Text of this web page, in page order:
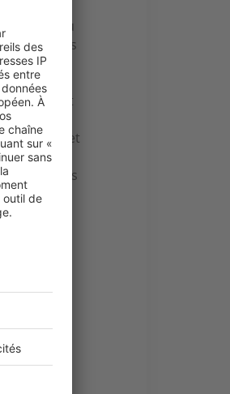
où
prêt sont
dorsales et
professions
ou de